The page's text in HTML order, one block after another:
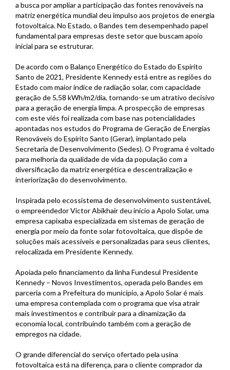
a busca por ampliar a participação das fontes renováveis na
matriz energética mundial deu impulso aos projetos de energia
fotovoltaica. No Estado, o Bandes tem desempenhado papel
fundamental para empresas deste setor que buscam apoio
inicial para se estruturar.
De acordo com o Balanço Energético do Estado do Espírito
Santo de 2021, Presidente Kennedy está entre as regiões do
Estado com maior índice de radiação solar, com capacidade
geração de 5,58 kWh/m2/dia, tornando-se um atrativo decisivo
para a geração de energia limpa. A prospecção de empresas
com este viés foi realizada com base nas potencialidades
apontadas nos estudos do Programa de Geração de Energias
Renováveis do Espírito Santo (Gerar), implantado pela
Secretaria de Desenvolvimento (Sedes). O Programa é voltado
para melhoria da qualidade de vida da população com a
diversificação da matriz energética e descentralização e
interiorização do desenvolvimento.
Inspirada pelo ecossistema de desenvolvimento sustentável,
o empreendedor Victor Abikhair deu início a Apolo Solar, uma
empresa capixaba especializada em sistemas de geração de
energia por meio da fonte solar fotovoltaica, que dispõe de
soluções mais acessíveis e personalizadas para seus clientes,
relocalizada em Presidente Kennedy.
Apoiada pelo financiamento da linha Fundesul Presidente
Kennedy – Novos Investimentos, operada pelo Bandes em
parceria com a Prefeitura do município, a Apolo Solar é mais
uma empresa contemplada com o programa que visa atrair
mais investimentos e contribuir para a dinamização da
economia local, contribuindo também com a geração de
empregos na cidade.
O grande diferencial do serviço ofertado pela usina
fotovoltaica está na diferença, para o cliente comprador da